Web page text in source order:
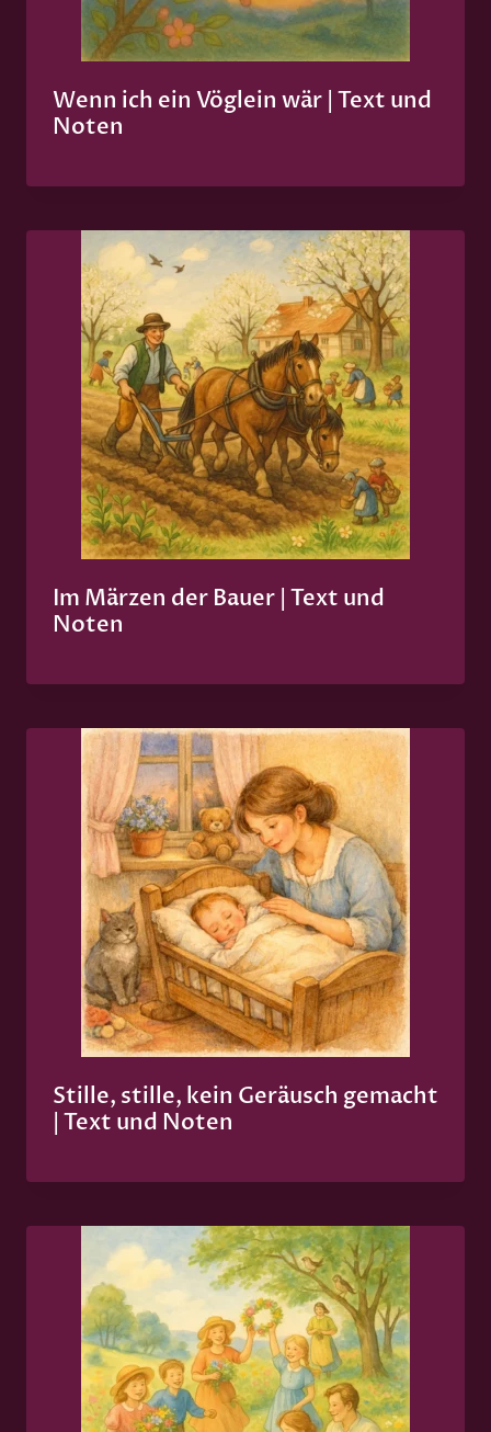
Wenn ich ein Vöglein wär | Text und
Noten
Im Märzen der Bauer | Text und
Noten
Stille, stille, kein Geräusch gemacht
| Text und Noten